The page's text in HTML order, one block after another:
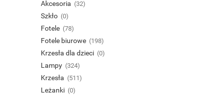
Akcesoria (32)
Szkło (0)
Fotele (78)
Fotele biurowe (198)
Krzesła dla dzieci (0)
Lampy (324)
Krzesła (511)
Leżanki (0)